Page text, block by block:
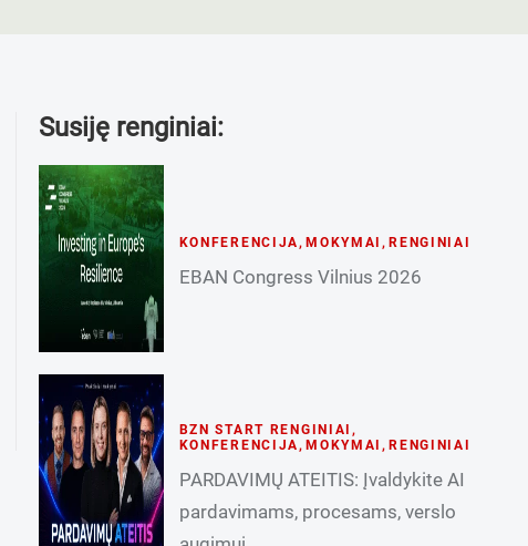
Susiję renginiai:
KONFERENCIJA, MOKYMAI, RENGINIAI
EBAN Congress Vilnius 2026
BZN START RENGINIAI ,
KONFERENCIJA ,MOKYMAI ,RENGINIAI
PARDAVIMŲ ATEITIS: Įvaldykite AI
pardavimams, procesams, verslo